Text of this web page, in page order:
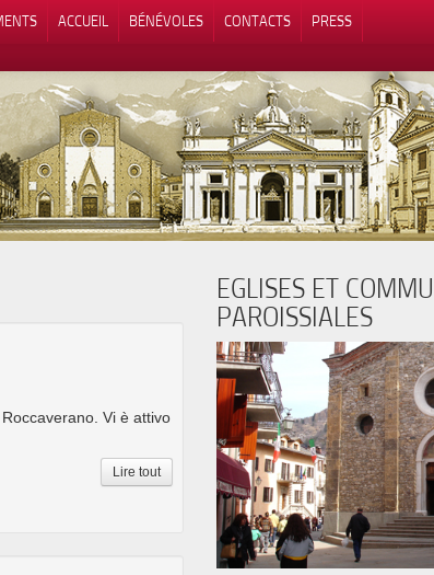
ACCUEIL BÉNÉVOLES CONTACTS
PRESS
Vi è attivo
Lire tout
EGLISES ET
PAROISSIALES
en matière de confidentialité